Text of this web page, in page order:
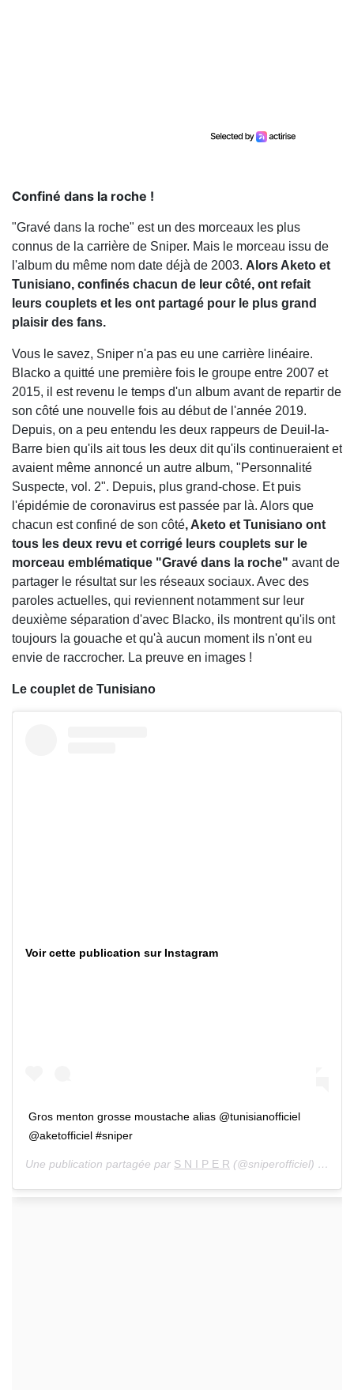
Confiné dans la roche !
"Gravé dans la roche" est un des morceaux les plus
connus de la carrière de Sniper. Mais le morceau issu de
l'album du même nom date déjà de 2003. Alors Aketo et
Tunisiano, confinés chacun de leur côté, ont refait
leurs couplets et les ont partagé pour le plus grand
plaisir des fans.
Vous le savez, Sniper n'a pas eu une carrière linéaire.
Blacko a quitté une première fois le groupe entre 2007 et
2015, il est revenu le temps d'un album avant de repartir de
son côté une nouvelle fois au début de l'année 2019.
Depuis, on a peu entendu les deux rappeurs de Deuil-la-
Barre bien qu'ils ait tous les deux dit qu'ils continueraient et
avaient même annoncé un autre album, "Personnalité
Suspecte, vol. 2". Depuis, plus grand-chose. Et puis
l'épidémie de coronavirus est passée par là. Alors que
chacun est confiné de son côté, Aketo et Tunisiano ont
tous les deux revu et corrigé leurs couplets sur le
morceau emblématique "Gravé dans la roche" avant de
partager le résultat sur les réseaux sociaux. Avec des
paroles actuelles, qui reviennent notamment sur leur
deuxième séparation d'avec Blacko, ils montrent qu'ils ont
toujours la gouache et qu'à aucun moment ils n'ont eu
envie de raccrocher. La preuve en images !
Le couplet de Tunisiano
Voir cette publication sur Instagram
Gros menton grosse moustache alias @tunisianofficiel
@aketofficiel #sniper
Une publication partagée par S N I P E R (@sniperofficiel) le 12 Avril 2020 à 12 :34 PDT